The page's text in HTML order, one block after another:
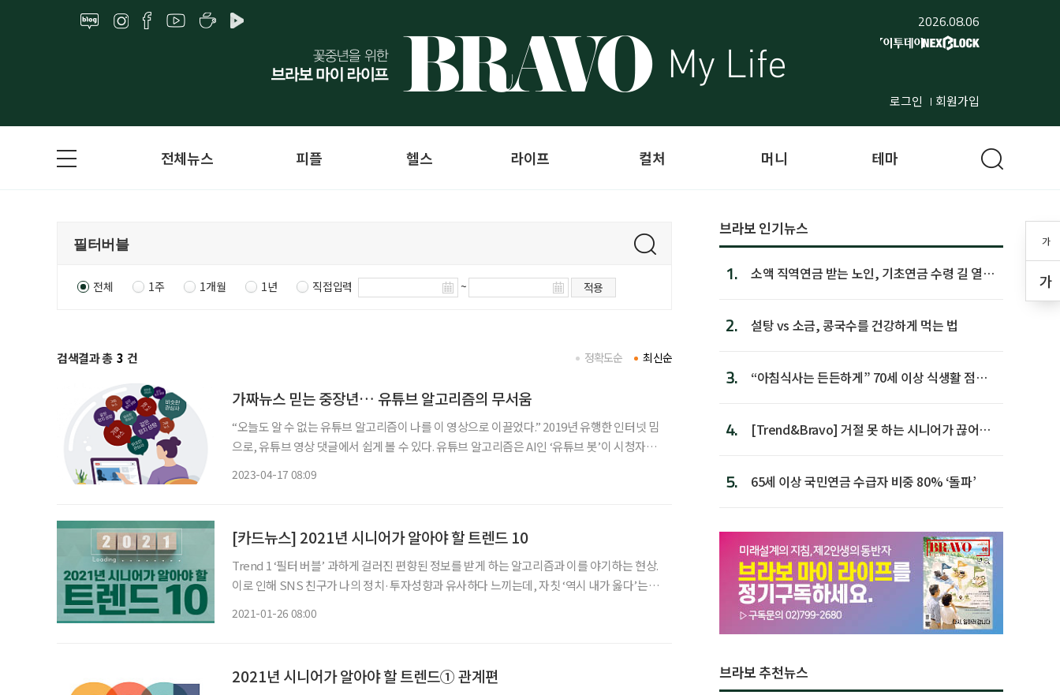
2026.08.06
로그인 회원가입
가
가
전체뉴스 피플 헬스 라이프 컬처 머니 테마
전체 1주 1개월 1년 직접입력 ~ 적용
검색결과 총 3 건 최신순
정확도순
가짜뉴스 믿는 중장년… 유튜브 알고리즘의 무서움
“오늘도 알 수 없는 유튜브 알고리즘이 나를 이 영상으로 이끌었다.” 2019년 유행한 인터넷 밈
으로, 유튜브 영상 댓글에서 쉽게 볼 수 있다. 유튜브 알고리즘은 AI인 ‘유튜브 봇’이 시청자가
2023-04-17 08:09
[카드뉴스] 2021년 시니어가 알아야 할 트렌드 10
Trend 1 ‘필터 버블’ 과하게 걸러진 편향된 정보를 받게 하는 알고리즘과 이를 야기하는 현상.
이로 인해 SNS 친구가 나의 정치·투자성향과 유사하다 느끼는데, 자칫 ‘역시 내가 옳다’는
2021-01-26 08:00
2021년 시니어가 알아야 할 트렌드① 관계편
브라보 인기뉴스
1.
소액 직역연금 받는 노인, 기초연금 수령 길 열린
2. 설탕 vs 소금, 콩국수를 건강하게 먹는 법
3.
“아침식사는 든든하게” 70세 이상 식생활 점수
4.
[Trend&Bravo] 거절 못 하는 시니어가 끊어야
5. 65세 이상 국민연금 수급자 비중 80% ‘돌파’
브라보 추천뉴스